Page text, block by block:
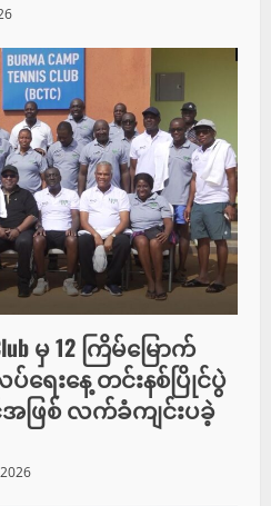
မှ 12 ကြိမ်မြောက်
ပ်ရေးနေ့ တင်းနစ်ပြိုင်ပွဲ
အဖြစ် လက်ခံကျင်းပခဲ့